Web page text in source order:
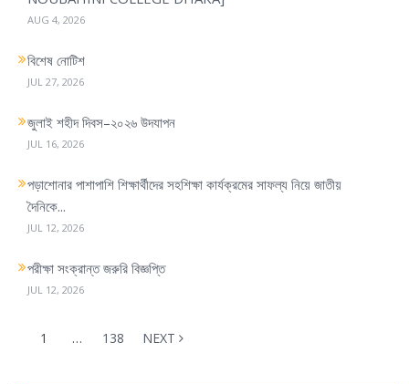
t
o
n
AUG 4, 2026
বিশেষ নোটিশ
JUL 27, 2026
জুলাই শহীদ দিবস–২০২৬ উদযাপন
JUL 16, 2026
পড়াশোনার পাশাপাশি শিক্ষার্থীদের সহশিক্ষা কার্যক্রমের সাফল্য নিয়ে জাতীয়
দৈনিকে...
JUL 12, 2026
পরীক্ষা সংক্রান্ত জরুরি বিজ্ঞপ্তি
JUL 12, 2026
1 … 138 NEXT